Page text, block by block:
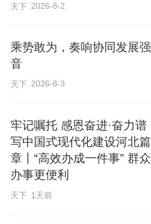
天下 2026-8-2
乘势敢为，奏响协同发展强
音
天下 2026-8-3
牢记嘱托 感恩奋进·奋力谱
写中国式现代化建设河北篇
章丨“高效办成一件事” 群众
办事更便利
天下 1天前